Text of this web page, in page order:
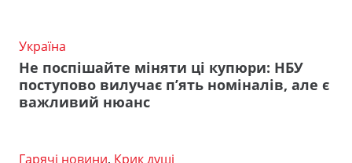
Україна
Не поспішайте міняти ці купюри: НБУ
поступово вилучає п’ять номіналів, але є
важливий нюанс
Гарячі новини, Крик душі